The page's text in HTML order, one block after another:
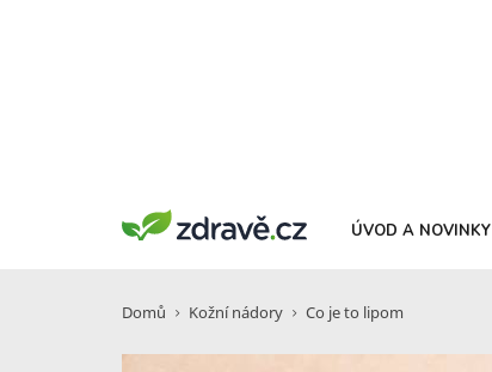
ÚVOD A NOVINKY
Domů Kožní nádory Co je to lipom